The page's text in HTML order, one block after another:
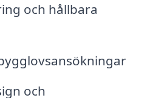
och hållbara
och